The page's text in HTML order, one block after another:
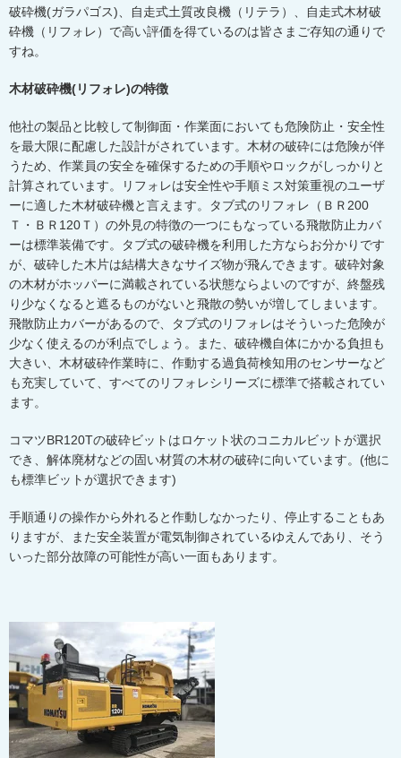
破砕機(ガラパゴス) 、自走式土質改良機（リテラ）、自走式木材破
砕機（リフォレ）で高い評価を得ているのは皆さまご存知の通りで
すね。
木材破砕機(リフォレ)の特徴
他社の製品と比較して制御面・作業面においても危険防止・安全性
を最大限に配慮した設計がされています。木材の破砕には危険が伴
うため、作業員の安全を確保するための手順やロックがしっかりと
計算されています。リフォレは安全性や手順ミス対策重視のユーザ
ーに適した木材破砕機と言えます。タブ式のリフォレ（ＢＲ 200
Ｔ・ＢＲ 120Ｔ）の外見の特徴の一つにもなっている飛散防止カバ
ーは標準装備です。タブ式の破砕機を利用した方ならお分かりです
が、破砕した木片は結構大きなサイズ物が飛んできます。破砕対象
の木材がホッパーに満載されている状態ならよいのですが、終盤残
り少なくなると遮るものがないと飛散の勢いが増してしまいます。
飛散防止カバーがあるので、タブ式のリフォレはそういった危険が
少なく使えるのが利点でしょう。また、破砕機自体にかかる負担も
大きい、木材破砕作業時に、作動する過負荷検知用のセンサーなど
も充実していて、すべてのリフォレシリーズに標準で搭載されてい
ます。
コマツBR120Tの破砕ビットはロケット状のコニカルビットが選択
でき、解体廃材などの固い材質の木材の破砕に向いています。 (他に
も標準ビットが選択できます)
手順通りの操作から外れると作動しなかったり、停止することもあ
りますが、また安全装置が電気制御されているゆえんであり、そう
いった部分故障の可能性が高い一面もあります。